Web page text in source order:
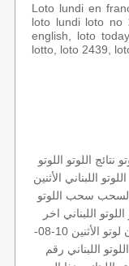
Loto lundi en
loto lundi loto no
english, loto
lotto, loto 2439,
نتائج اللوتو اللوتو
اللبناني الأثنين
سحب اللوتو
اللوتو اللبناني اخر
لوتو الأثنين 10-08-
اللوتو اللبناني رقم